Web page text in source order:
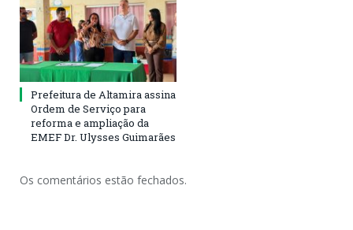
Prefeitura de Altamira assina
Ordem de Serviço para
reforma e ampliação da
EMEF Dr. Ulysses Guimarães
Os comentários estão fechados.